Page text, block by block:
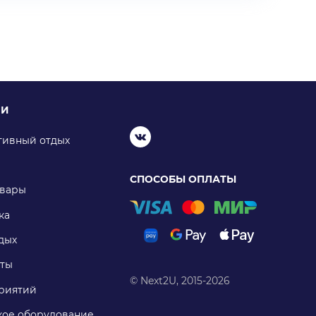
отдых
СПОСОБЫ ОПЛАТЫ
© Next2U, 2015-2026